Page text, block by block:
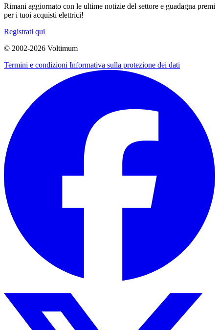
Rimani aggiornato con le ultime notizie del settore e guadagna premi
per i tuoi acquisti elettrici!
Registrati qui
© 2002-2026 Voltimum
Termini e condizioni Informativa sulla protezione dei dati